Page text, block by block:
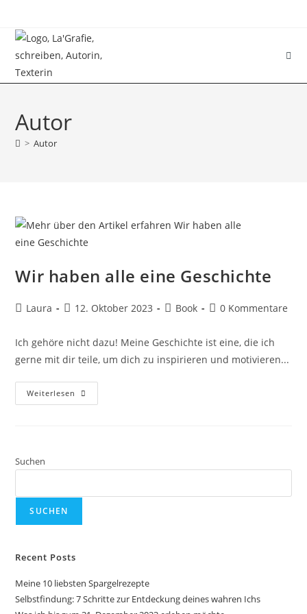
Autor
> Autor
Wir haben alle eine Geschichte
Laura 12. Oktober 2023 Book 0 Kommentare
Ich gehöre nicht dazu! Meine Geschichte ist eine, die ich
gerne mit dir teile, um dich zu inspirieren und motivieren...
Weiterlesen
Suchen
SUCHEN
Recent Posts
Meine 10 liebsten Spargelrezepte
Selbstfindung: 7 Schritte zur Entdeckung deines wahren Ichs